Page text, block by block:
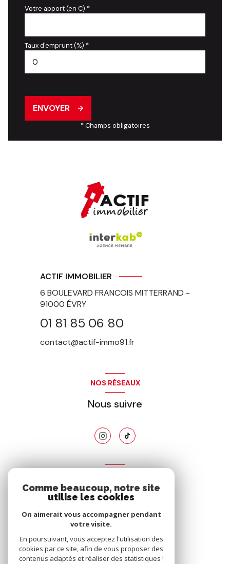
Votre apport (en €) *
Taux d'emprunt (%) *
ENVOYER
* Champs obligatoires
ACTIF IMMOBILIER
6 BOULEVARD FRANCOIS MITTERRAND -
91000 ÉVRY
01 81 85 06 80
contact@actif-immo91.fr
NOS RÉSEAUX
Nous suivre
Nous adhérons
Comme beaucoup, notre site
utilise les cookies
On aimerait vous accompagner pendant
votre visite.
En poursuivant, vous acceptez l'utilisation des
cookies par ce site, afin de vous proposer des
contenus adaptés et réaliser des statistiques !